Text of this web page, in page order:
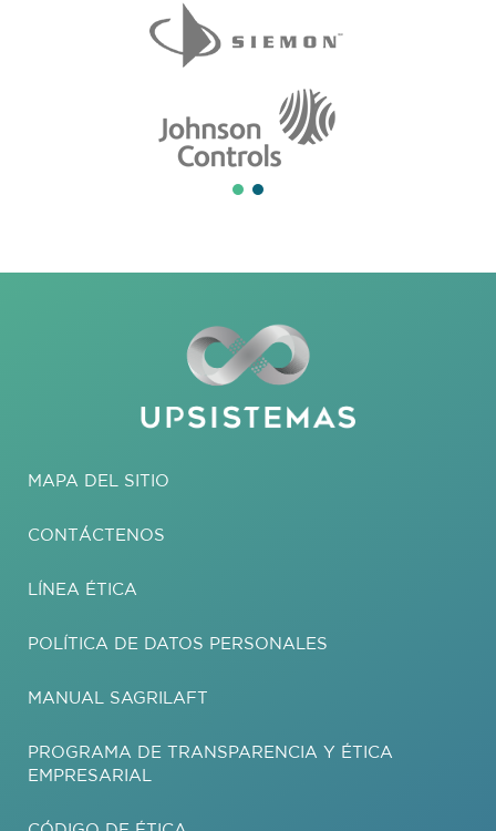
MAPA DEL SITIO
CONTÁCTENOS
LÍNEA ÉTICA
POLÍTICA DE DATOS PERSONALES
MANUAL SAGRILAFT
PROGRAMA DE TRANSPARENCIA Y ÉTICA
EMPRESARIAL